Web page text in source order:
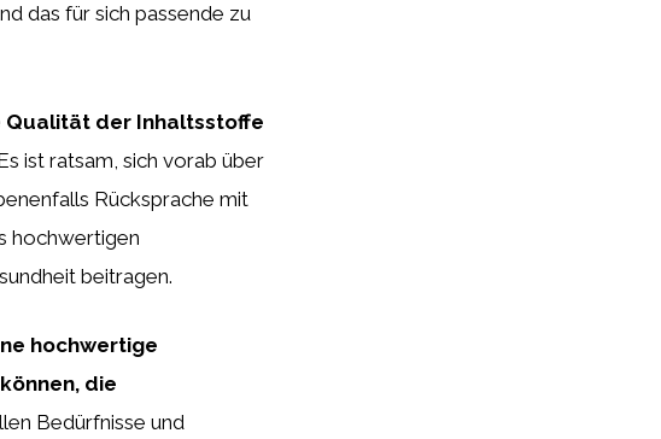
das für sich passende zu
Qualität der Inhaltsstoffe
ist ratsam, sich vorab über
Rücksprache mit
hochwertigen
beitragen.
hochwertige
die
Bedürfnisse und